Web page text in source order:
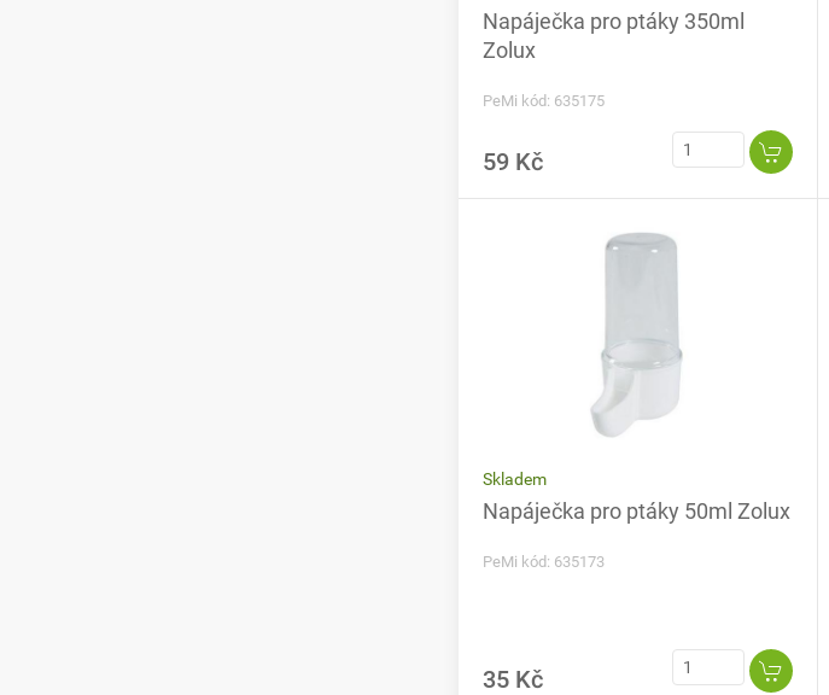
Napáječka pro ptáky 350ml
Zolux
PeMi kód: 635175
59 Kč
Skladem
Napáječka pro ptáky 50ml Zolux
PeMi kód: 635173
35 Kč